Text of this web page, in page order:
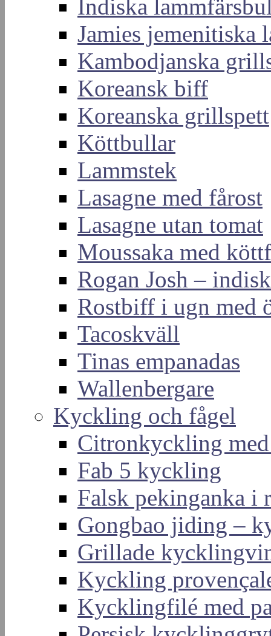
Indiska
Jamies jemenitiska
Kambodjanska
Koreansk biff
Koreanska grillspett
Köttbullar
Lammstek
Lasagne med fårost
Lasagne utan tomat
Moussaka med
Rogan Josh –
Rostbiff i ugn med
Tacoskväll
Tinas empanadas
Wallenbergare
Kyckling och fågel
Citronkyckling
Fab 5 kyckling
Falsk pekinganka i
Gongbao jiding –
Grillade
Kyckling
Kycklingfilé med